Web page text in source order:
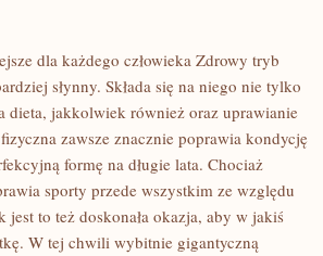
dla każdego człowieka Zdrowy tryb
słynny. Składa się na niego nie tylko
dieta, jakkolwiek również oraz uprawianie
zawsze znacznie poprawia kondycję
formę na długie lata. Chociaż
sporty przede wszystkim ze względu
to też doskonała okazja, aby w jakiś
W tej chwili wybitnie gigantyczną